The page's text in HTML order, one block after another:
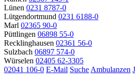
Lünen 0231 8787-0
Lütgendortmund 0231 6188-0
Marl 02365 90-0
Püttlingen 06898 55-0
Recklinghausen 02361 56-0
Sulzbach 06897 574-0
Würselen 02405 62-3305
02041 106-0 E-Mail Suche Ambulanzen